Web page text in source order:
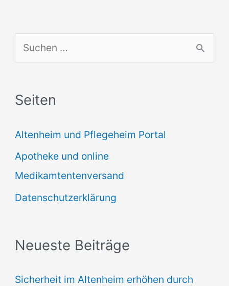
u
h
n
n
a
c
Seiten
Altenheim und Pflegeheim Portal
Apotheke und online
Medikamtentenversand
Datenschutzerklärung
Neueste Beiträge
Sicherheit im Altenheim erhöhen durch